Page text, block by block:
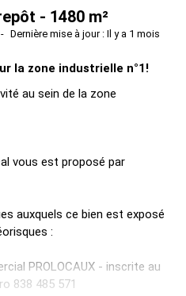
- 1480 m²
Dernière mise à jour : Il y a 1 mois
la zone industrielle n°1!
au sein de la zone
vous est proposé par
auxquels ce bien est exposé
:
PROLOCAUX - inscrite au
838 485 571